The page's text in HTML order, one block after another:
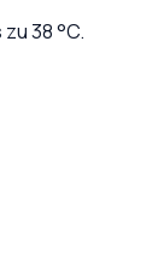
38 °C.